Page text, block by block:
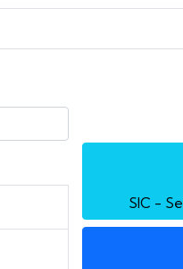
SIC -